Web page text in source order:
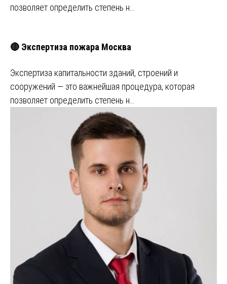
позволяет определить степень н…
🔴 Экспертиза пожара Москва
Экспертиза капитальности зданий, строений и
сооружений — это важнейшая процедура, которая
позволяет определить степень н…